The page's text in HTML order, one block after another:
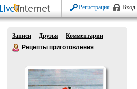
Регистрация Вход
Записи Друзья
Комментарии
Рецепты приготовления